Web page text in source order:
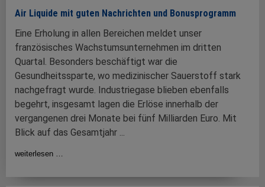
Air Liquide mit guten Nachrichten und Bonusprogramm
Eine Erholung in allen Bereichen meldet unser
französisches Wachstumsunternehmen im dritten
Quartal. Besonders beschäftigt war die
Gesundheitssparte, wo medizinischer Sauerstoff stark
nachgefragt wurde. Industriegase blieben ebenfalls
begehrt, insgesamt lagen die Erlöse innerhalb der
vergangenen drei Monate bei fünf Milliarden Euro. Mit
Blick auf das Gesamtjahr ...
weiterlesen …